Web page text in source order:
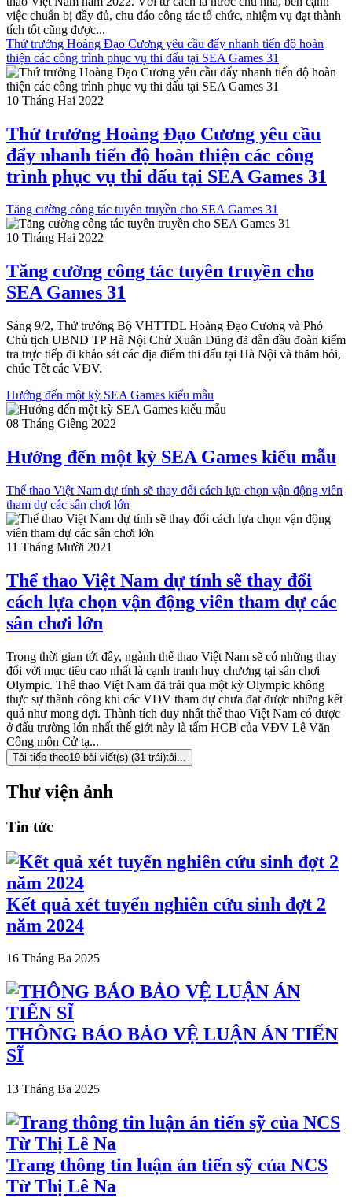
việc chuẩn bị đầy đủ, chu đáo công tác tổ chức, nhiệm vụ đạt thành
tích tốt cũng được...
Thứ trưởng Hoàng Đạo Cương yêu cầu đẩy nhanh tiến độ hoàn
thiện các công trình phục vụ thi đấu tại SEA Games 31
10 Tháng Hai 2022
Thứ trưởng Hoàng Đạo Cương yêu cầu
đẩy nhanh tiến độ hoàn thiện các công
trình phục vụ thi đấu tại SEA Games 31
Tăng cường công tác tuyên truyền cho SEA Games 31
10 Tháng Hai 2022
Tăng cường công tác tuyên truyền cho
SEA Games 31
Sáng 9/2, Thứ trưởng Bộ VHTTDL Hoàng Đạo Cương và Phó
Chủ tịch UBND TP Hà Nội Chử Xuân Dũng đã dẫn đầu đoàn kiểm
tra trực tiếp đi khảo sát các địa điểm thi đấu tại Hà Nội và thăm hỏi,
chúc Tết các VĐV.
Hướng đến một kỳ SEA Games kiểu mẫu
08 Tháng Giêng 2022
Hướng đến một kỳ SEA Games kiểu mẫu
Thể thao Việt Nam dự tính sẽ thay đổi cách lựa chọn vận động viên
tham dự các sân chơi lớn
11 Tháng Mười 2021
Thể thao Việt Nam dự tính sẽ thay đổi
cách lựa chọn vận động viên tham dự các
sân chơi lớn
Trong thời gian tới đây, ngành thể thao Việt Nam sẽ có những thay
đổi với mục tiêu cao nhất là cạnh tranh huy chương tại sân chơi
Olympic. Thể thao Việt Nam đã trải qua một kỳ Olympic không
thực sự thành công khi các VĐV tham dự chưa đạt được những kết
quả như mong đợi. Thành tích duy nhất thể thao Việt Nam có được
ở đấu trường lớn nhất thế giới này là tấm HCB của VĐV Lê Văn
Công môn Cử tạ...
Tải tiếp theo19 bài viết(s) (31 trái)tải...
Thư viện ảnh
Tin tức
Kết quả xét tuyển nghiên cứu sinh đợt 2
năm 2024
16 Tháng Ba 2025
THÔNG BÁO BẢO VỆ LUẬN ÁN TIẾN
SĨ
13 Tháng Ba 2025
Trang thông tin luận án tiến sỹ của NCS
Từ Thị Lê Na